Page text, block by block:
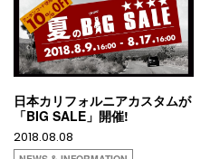
日本カリフォルニアカスタムが
「BIG SALE」開催!
2018.08.08